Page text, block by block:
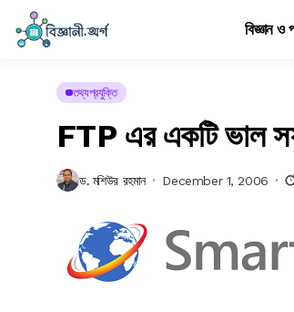
বিজ্ঞান ও
তথ্যপ্রযুক্তি
FTP এর একটি ভাল
ড. মশিউর রহমান December 1, 2006